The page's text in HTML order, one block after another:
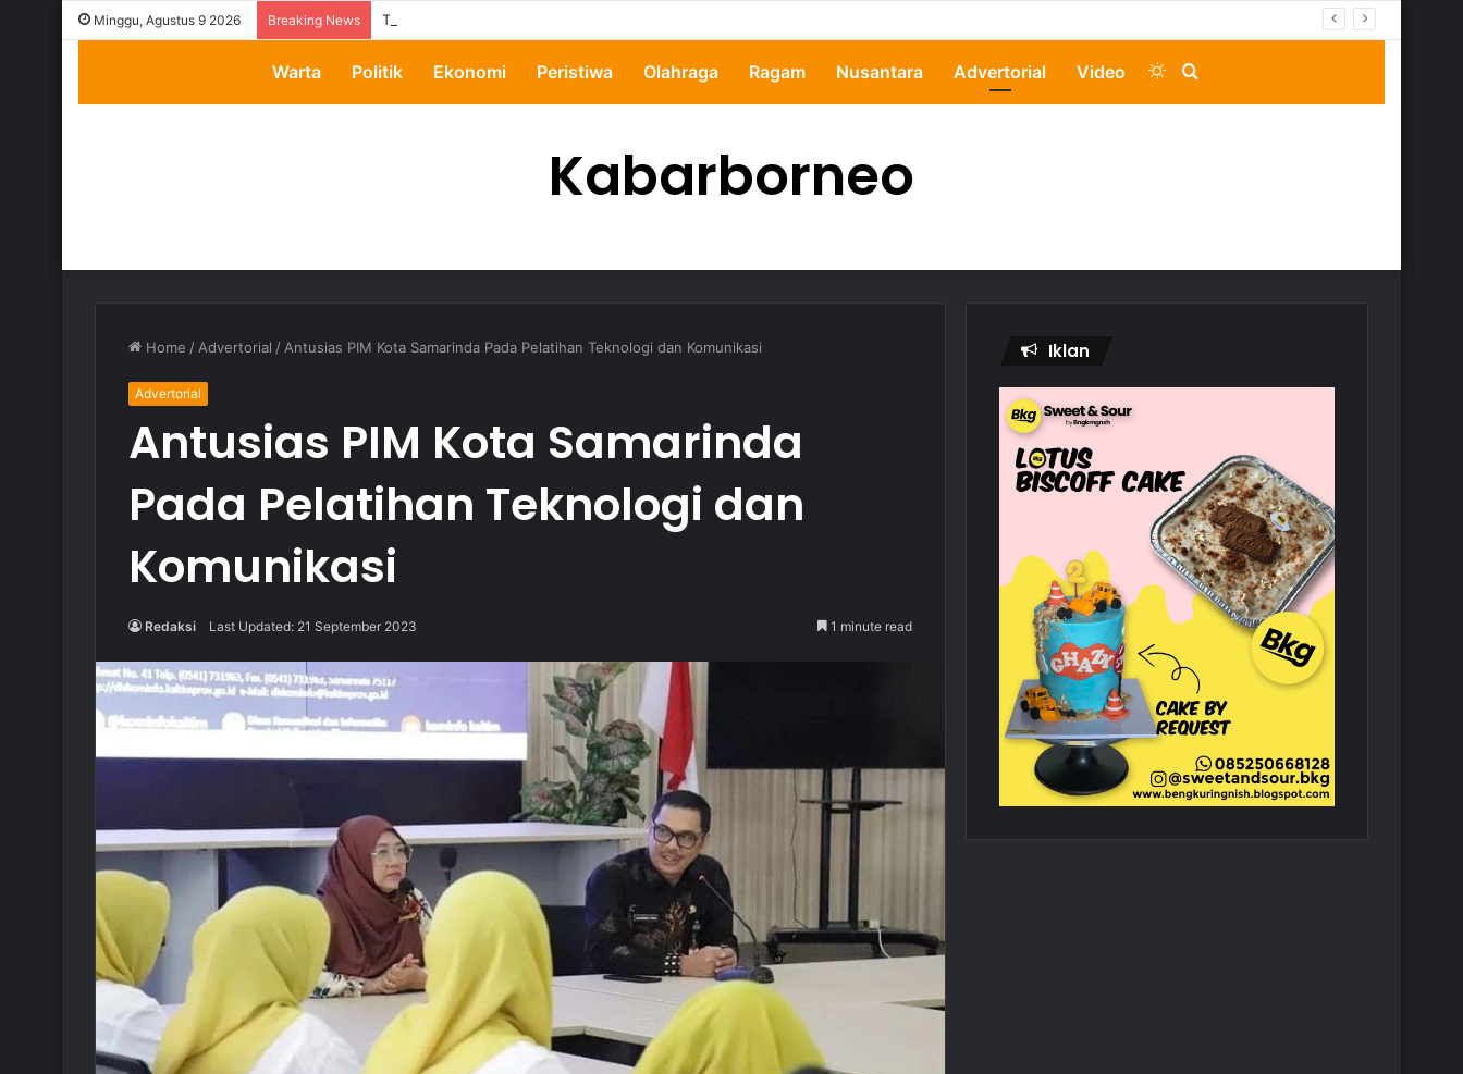
Minggu, Agustus 9 2026 Breaking News Transparansi Dipertanyakan, Pemkot Samarinda Dalami Data Kredit Macet Bankaltimtara
Warta Politik Ekonomi Peristiwa Olahraga Ragam Nusantara Advertorial Video Search
Switch
Kabarborneo
Home / Advertorial / Antusias PIM Kota Samarinda Pada Pelatihan Teknologi dan Komunikasi
Advertorial
Antusias PIM Kota Samarinda
Pada Pelatihan Teknologi dan
Komunikasi
Redaksi Last Updated: 21 September 2023 1 minute read
Iklan